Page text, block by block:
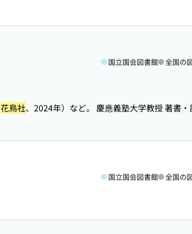
国立国会図書館 全国の
花鳥社、2024年）など。 慶應義塾大学教授 著書・
国立国会図書館 全国の